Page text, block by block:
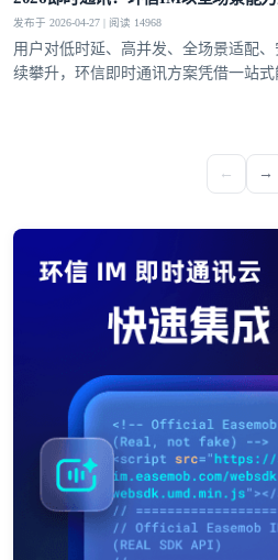
发布于 2026-04-27 | 阅读 14968
用户对低时延、高并发、全场景适配
续攀升，环信即时通讯方案凭借一站
← →